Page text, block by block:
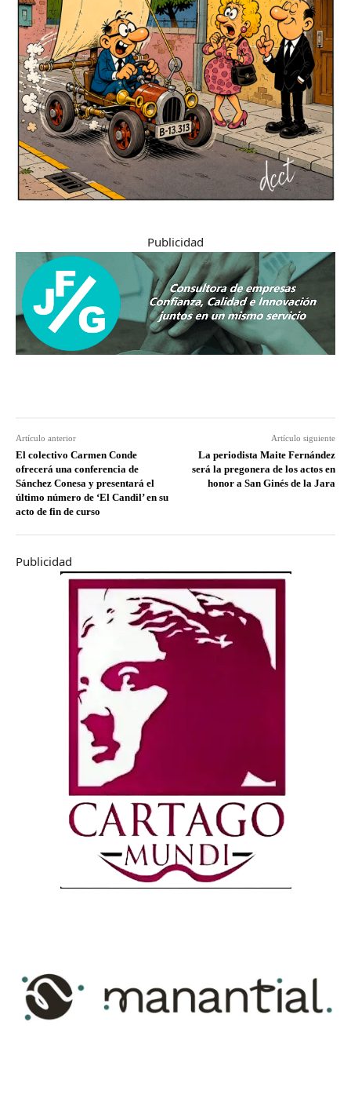
Publicidad
Artículo anterior
El colectivo Carmen Conde
ofrecerá una conferencia de
Sánchez Conesa y presentará el
último número de ‘El Candil’ en su
acto de fin de curso
Artículo siguiente
La periodista Maite Fernández
será la pregonera de los actos en
honor a San Ginés de la Jara
Publicidad